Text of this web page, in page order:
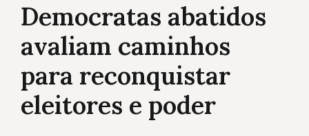
Democratas abatidos
avaliam caminhos
para reconquistar
eleitores e poder